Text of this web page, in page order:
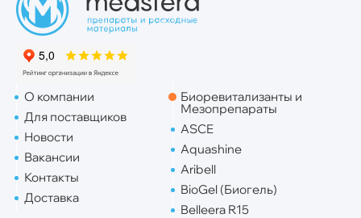
О компании
Для поставщиков
Новости
Вакансии
Контакты
Доставка
Биоревитализанты и
Мезопрепараты
ASCE
Aquashine
Aribell
BioGel (Биогель)
Belleera R15